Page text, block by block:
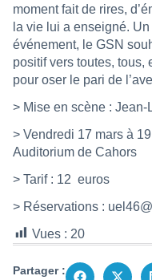
moment fait de rires,
la vie lui a enseigné.
événement, le GSN
positif vers toutes, tous,
pour oser le pari de
> Mise en scène :
> Vendredi 17 mars à
Auditorium de Cahors
> Tarif : 12 euros
> Réservations :
Vues : 20
Partager :